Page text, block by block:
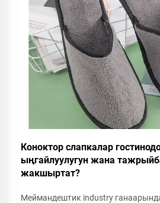
Коноктор слапкалар
ыңгайлуулугун жана
жакшыртат?
Меймандештик industry